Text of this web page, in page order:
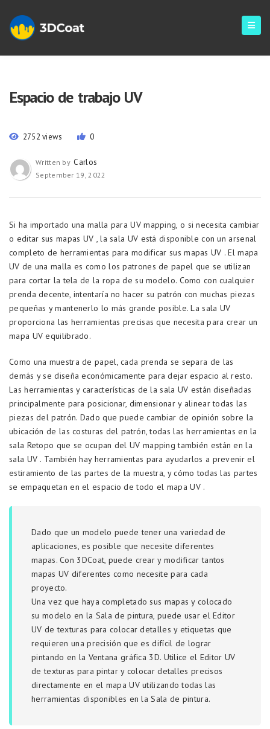
Espacio de trabajo UV
2752 views 0
Written by Carlos
September 19, 2022
Si ha importado una malla para UV mapping, o si necesita cambiar
o editar sus mapas UV , la sala UV está disponible con un arsenal
completo de herramientas para modificar sus mapas UV . El mapa
UV de una malla es como los patrones de papel que se utilizan
para cortar la tela de la ropa de su modelo. Como con cualquier
prenda decente, intentaría no hacer su patrón con muchas piezas
pequeñas y mantenerlo lo más grande posible. La sala UV
proporciona las herramientas precisas que necesita para crear un
mapa UV equilibrado.
Como una muestra de papel, cada prenda se separa de las
demás y se diseña económicamente para dejar espacio al resto.
Las herramientas y características de la sala UV están diseñadas
principalmente para posicionar, dimensionar y alinear todas las
piezas del patrón. Dado que puede cambiar de opinión sobre la
ubicación de las costuras del patrón, todas las herramientas en la
sala Retopo que se ocupan del UV mapping también están en la
sala UV . También hay herramientas para ayudarlos a prevenir el
estiramiento de las partes de la muestra, y cómo todas las partes
se empaquetan en el espacio de todo el mapa UV .
Dado que un modelo puede tener una variedad de
aplicaciones, es posible que necesite diferentes
mapas. Con 3DCoat, puede crear y modificar tantos
mapas UV diferentes como necesite para cada
proyecto.
Una vez que haya completado sus mapas y colocado
su modelo en la Sala de pintura, puede usar el Editor
UV de texturas para colocar detalles y etiquetas que
requieren una precisión que es difícil de lograr
pintando en la Ventana gráfica 3D. Utilice el Editor UV
de texturas para pintar y colocar detalles precisos
directamente en el mapa UV utilizando todas las
herramientas disponibles en la Sala de pintura.